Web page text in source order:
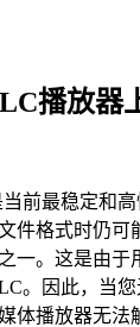
播放器
前最稳定和高
件格式时仍可
一。这是由于
。因此，当
体播放器无法